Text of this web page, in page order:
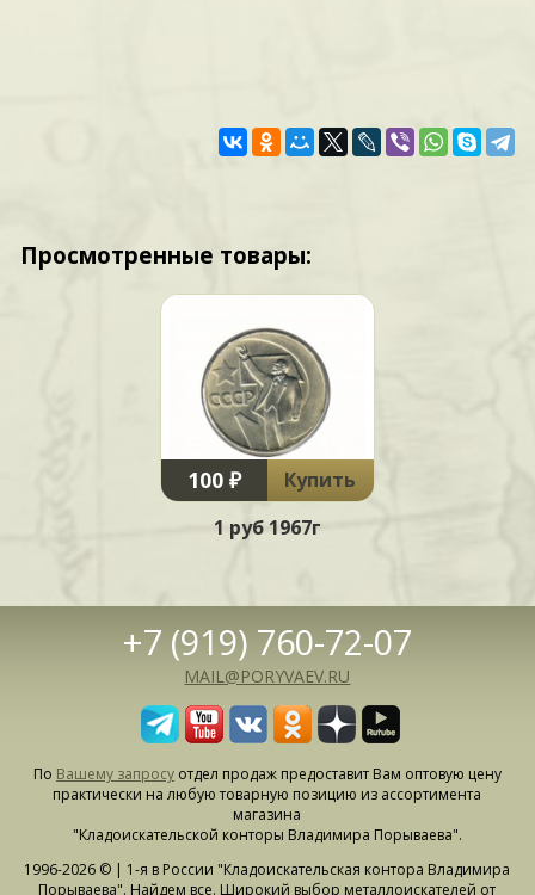
Просмотренные товары:
100 ₽
Купить
1 руб 1967г
+7 (919) 760-72-07
MAIL@PORYVAEV.RU
По Вашему запросуотдел продаж предоставит Вам оптовую цену
практически на любую товарную позицию из ассортимента
магазина
"Кладоискательской конторы Владимира Порываева".
1996-2026 © | 1-я в России "Кладоискательская контора Владимира
Порываева". Найдем все. Широкий выбор металлоискателей от